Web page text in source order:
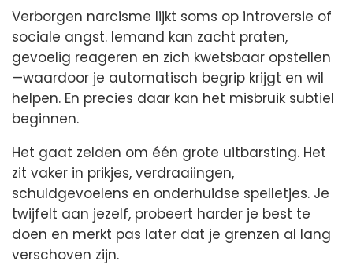
Verborgen narcisme lijkt soms op introversie of
sociale angst. Iemand kan zacht praten,
gevoelig reageren en zich kwetsbaar opstellen
—waardoor je automatisch begrip krijgt en wil
helpen. En precies daar kan het misbruik subtiel
beginnen.
Het gaat zelden om één grote uitbarsting. Het
zit vaker in prikjes, verdraaiingen,
schuldgevoelens en onderhuidse spelletjes. Je
twijfelt aan jezelf, probeert harder je best te
doen en merkt pas later dat je grenzen al lang
verschoven zijn.